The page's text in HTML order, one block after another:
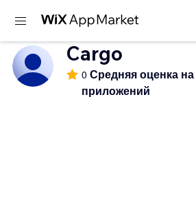
Cargo
0 Средняя оценка
приложений